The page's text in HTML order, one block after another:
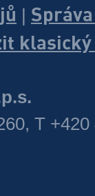
|
T +420